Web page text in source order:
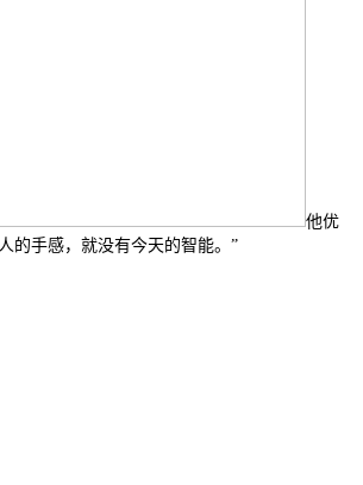
他优
的手感，就没有今天的智能。”